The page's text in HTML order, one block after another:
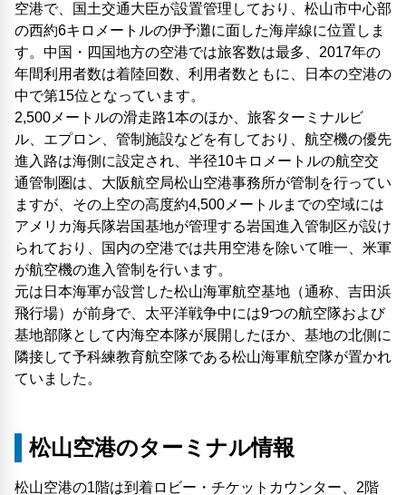
空港で、国土交通大臣が設置管理しており、松山市中心部
の西約6キロメートルの伊予灘に面した海岸線に位置しま
す。中国・四国地方の空港では旅客数は最多、2017年の
年間利用者数は着陸回数、利用者数ともに、日本の空港の
中で第15位となっています。
2,500メートルの滑走路1本のほか、旅客ターミナルビ
ル、エプロン、管制施設などを有しており、航空機の優先
進入路は海側に設定され、半径10キロメートルの航空交
通管制圏は、大阪航空局松山空港事務所が管制を行ってい
ますが、その上空の高度約4,500メートルまでの空域には
アメリカ海兵隊岩国基地が管理する岩国進入管制区が設け
られており、国内の空港では共用空港を除いて唯一、米軍
が航空機の進入管制を行います。
元は日本海軍が設営した松山海軍航空基地（通称、吉田浜
飛行場）が前身で、太平洋戦争中には9つの航空隊および
基地部隊として内海空本隊が展開したほか、基地の北側に
隣接して予科練教育航空隊である松山海軍航空隊が置かれ
ていました。
松山空港のターミナル情報
松山空港の1階は到着ロビー・チケットカウンター、2階